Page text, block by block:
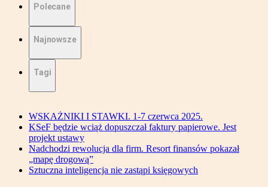
Polecane
Najnowsze
Tagi
WSKAŻNIKI I STAWKI. 1-7 czerwca 2025.
KSeF będzie wciąż dopuszczał faktury papierowe. Jest
projekt ustawy
Nadchodzi rewolucja dla firm. Resort finansów pokazał
„mapę drogową”
Sztuczna inteligencja nie zastąpi księgowych